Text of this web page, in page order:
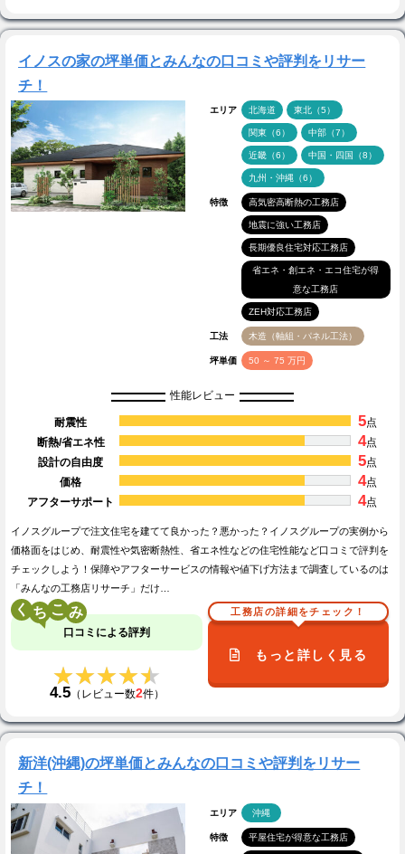
イノスの家の坪単価とみんなの口コミや評判をリサー
チ！
エリア 北海道 東北（5）
関東（6） 中部（7）
近畿（6） 中国・四国（8）
九州・沖縄（6）
特徴 高気密高断熱の工務店
地震に強い工務店
長期優良住宅対応工務店
省エネ・創エネ・エコ住宅が得
意な工務店
ZEH対応工務店
工法 木造（軸組・パネル工法）
坪単価 50 ～ 75 万円
性能レビュー
耐震性 5点
断熱/省エネ性
4点
設計の自由度
5点
価格
4点
アフターサポート
4点
イノスグループで注文住宅を建てて良かった？悪かった？イノスグループの実例から
価格面をはじめ、耐震性や気密断熱性、省エネ性などの住宅性能など口コミで評判を
チェックしよう！保障やアフターサービスの情報や値下げ方法まで調査しているのは
「みんなの工務店リサーチ」だけ…
く こ
口コミによる評判
★★★★★
★★★★★
4.5（レビュー数2件）
工務店の詳細をチェック！
もっと詳しく見る
新洋(沖縄)の坪単価とみんなの口コミや評判をリサー
チ！
エリア 沖縄
特徴 平屋住宅が得意な工務店